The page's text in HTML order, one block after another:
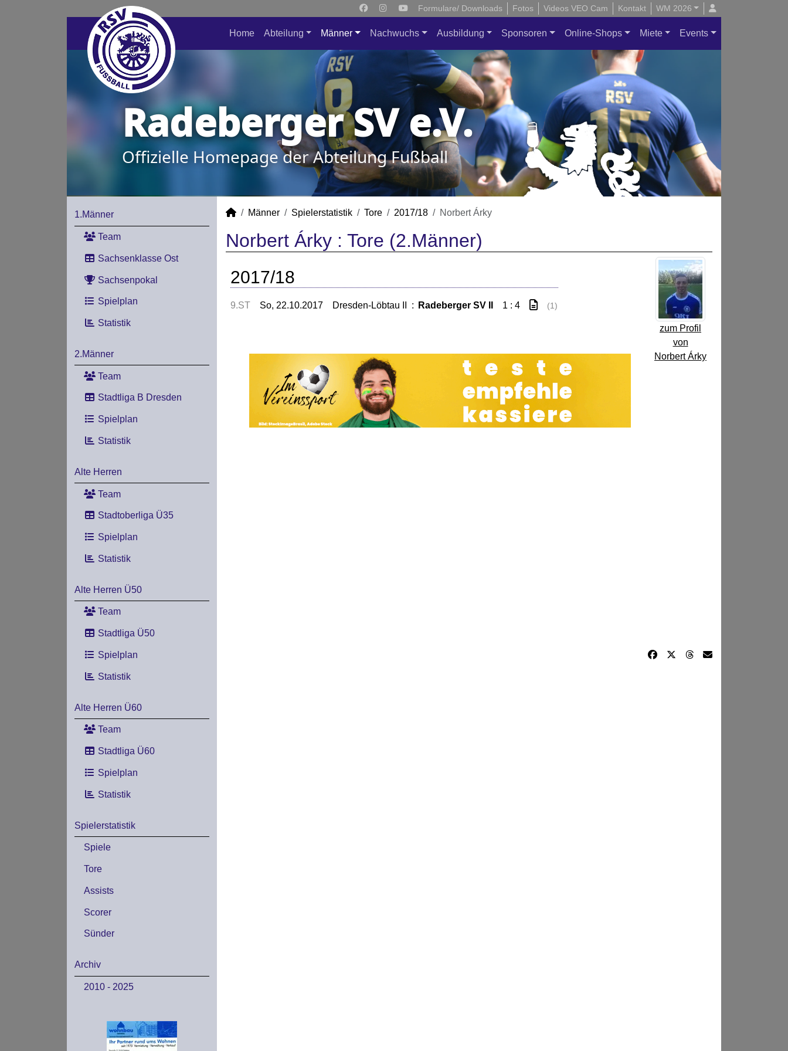
Formulare/ Downloads Fotos Videos VEO Cam Kontakt WM 2026
Home Abteilung Männer Nachwuchs Ausbildung Sponsoren Online-Shops Miete Events
Radeberger SV e.V.
Offizielle Homepage der Abteilung Fußball
1.Männer
Team
Sachsenklasse Ost
Sachsenpokal
Spielplan
Statistik
2.Männer
Team
Stadtliga B Dresden
Spielplan
Statistik
Alte Herren
Team
Stadtoberliga Ü35
Spielplan
Statistik
Alte Herren Ü50
Team
Stadtliga Ü50
Spielplan
Statistik
Alte Herren Ü60
Team
Stadtliga Ü60
Spielplan
Statistik
Spielerstatistik
Spiele
Tore
Assists
Scorer
Sünder
Archiv
2010 - 2025
Männer Spielerstatistik Tore 2017/18 Norbert Árky
Norbert Árky : Tore (2.Männer)
zum Profil
von
Norbert Árky
2017/18
9.ST So, 22.10.2017 Dresden-Löbtau II : Radeberger SV II 1 : 4 (1)